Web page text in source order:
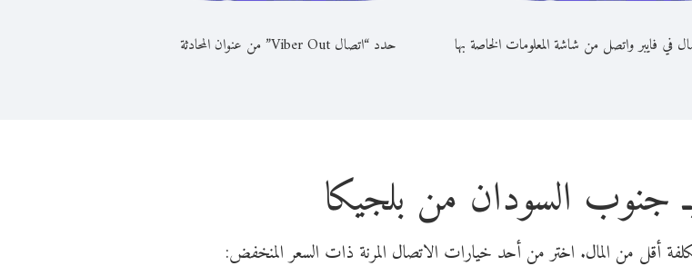
في فايبر واتصل من شاشة المعلومات الخاصة بها حدد “اتصال Viber Out” من عنوان المحادثة
جنوب السودان من بلجيكا